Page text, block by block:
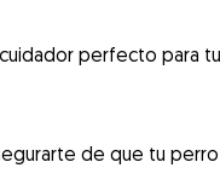
perfecto para
de que tu